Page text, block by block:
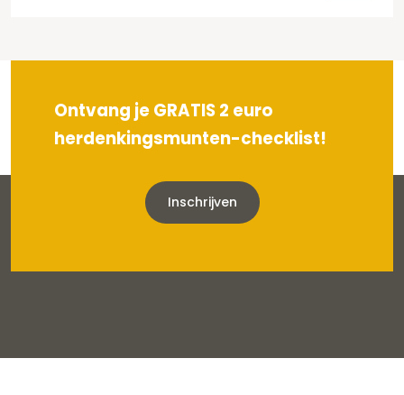
Ontvang je GRATIS 2 euro
herdenkingsmunten-checklist!
Inschrijven